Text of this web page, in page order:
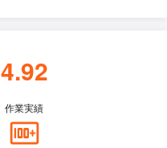
4.92
作業実績